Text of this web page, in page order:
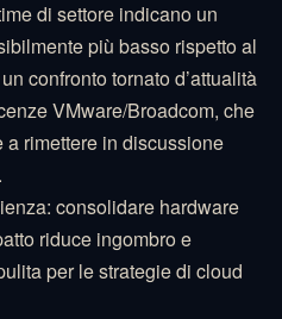
di settore indicano un
più basso rispetto al
confronto tornato d’attualità
VMware/Broadcom, che
rimettere in discussione
consolidare hardware
riduce ingombro e
per le strategie di cloud